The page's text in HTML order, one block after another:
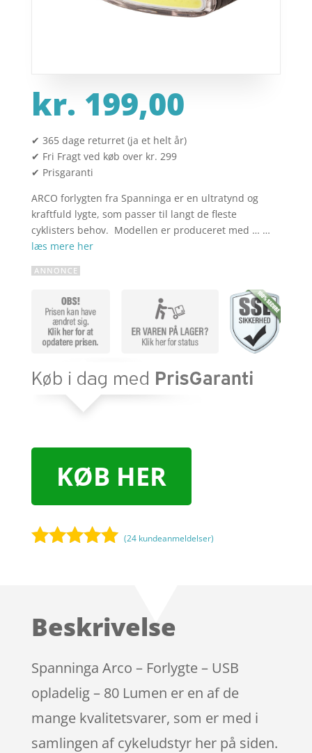
kr. 199,00
✔ 365 dage returret (ja et helt år)
✔ Fri Fragt ved køb over kr. 299
✔ Prisgaranti
ARCO forlygten fra Spanninga er en ultratynd og
kraftfuld lygte, som passer til langt de fleste
cyklisters behov. Modellen er produceret med … …
læs mere her
KØB HER
kundebedøm
(24 kundeanmeldelser)
Beskrivelse
Spanninga Arco – Forlygte – USB
opladelig – 80 Lumen er en af de
mange kvalitetsvarer, som er med i
samlingen af cykeludstyr her på siden.